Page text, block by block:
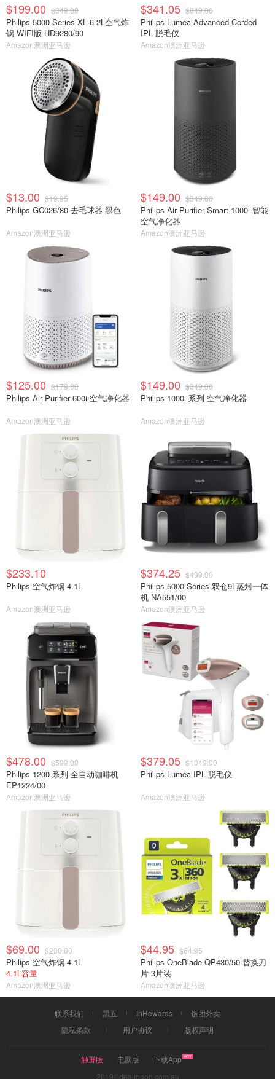
$199.00 $349.00
Philips 5000 Series XL 6.2L空气炸
锅 WIFI版 HD9280/90
Amazon澳洲亚马逊
$341.05 $849.00
Philips Lumea Advanced Corded
IPL 脱毛仪
Amazon澳洲亚马逊
$13.00 $19.95
Philips GC026/80 去毛球器 黑色
Amazon澳洲亚马逊
$149.00 $349.00
Philips Air Purifier Smart 1000i 智能
空气净化器
Amazon澳洲亚马逊
$125.00 $179.00
Philips Air Purifier 600i 空气净化器
Amazon澳洲亚马逊
$149.00 $349.00
Philips 1000i 系列 空气净化器
Amazon澳洲亚马逊
$233.10
Philips 空气炸锅 4.1L
Amazon澳洲亚马逊
$374.25 $499.00
Philips 5000 Series 双仓9L蒸烤一体
机 NA551/00
Amazon澳洲亚马逊
$478.00 $599.00
Philips 1200 系列 全自动咖啡机
EP1224/00
Amazon澳洲亚马逊
$379.05 $1049.00
Philips Lumea IPL 脱毛仪
Amazon澳洲亚马逊
$69.00 $230.00
Philips 空气炸锅 4.1L
4.1L容量
Amazon澳洲亚马逊
$44.95 $64.95
Philips OneBlade QP430/50 替换刀
片 3片装
Amazon澳洲亚马逊
联系我们 黑五 InRewards
饭团外卖
隐私条款
用户协议 版权声明
触屏版 电脑版
下载App
2019©dealmoon.com.au